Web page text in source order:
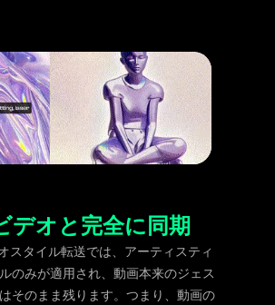
デオと完全に同期
スタイル転送では、アーティスティ
のみが適用され、動画本来のジェス
そのまま残ります。つまり、動画の